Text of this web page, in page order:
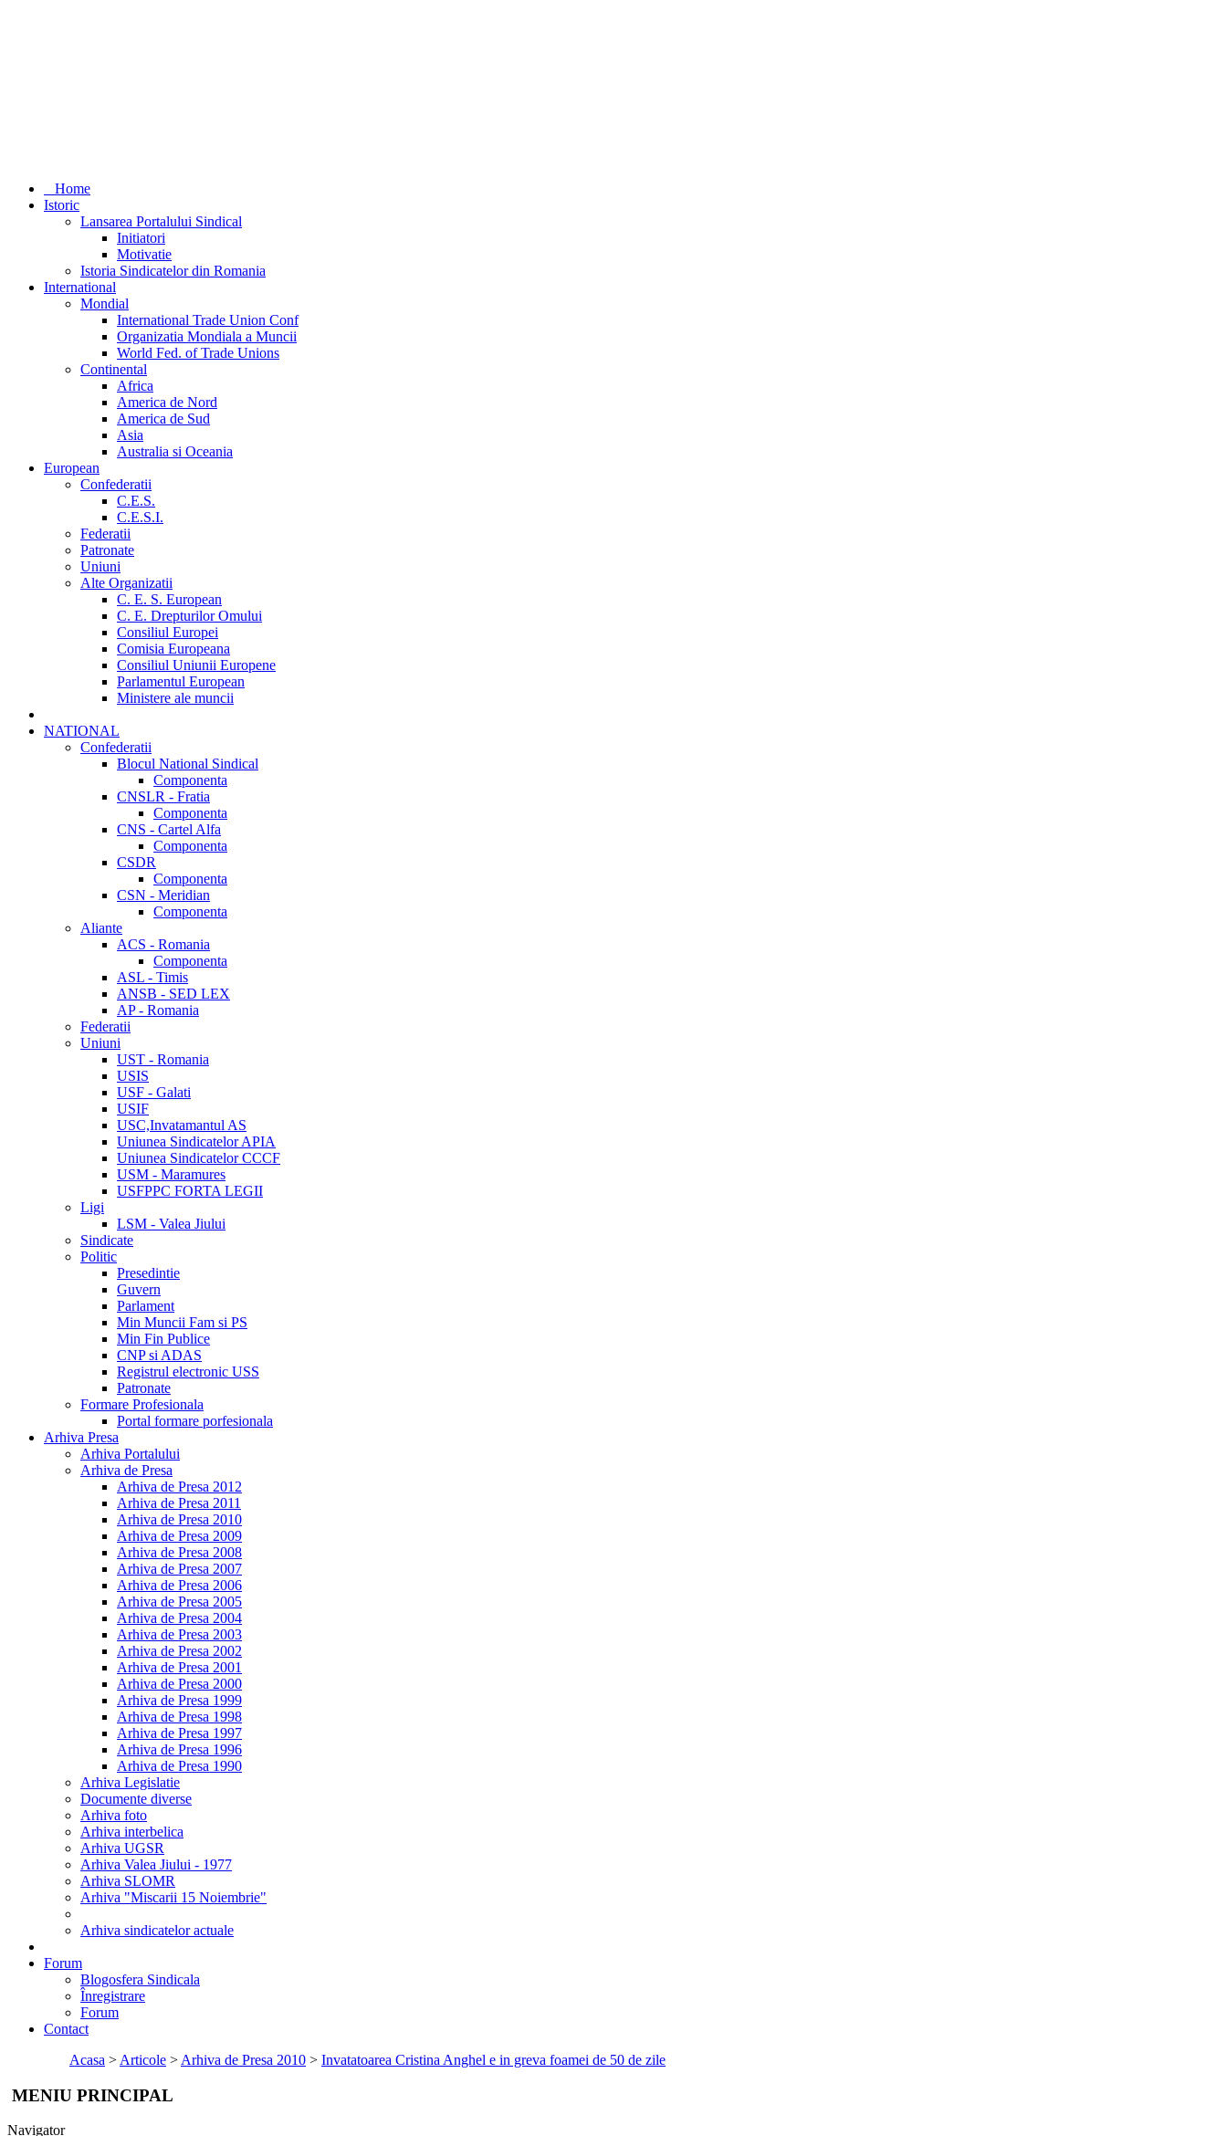
Home
Istoric
Lansarea Portalului Sindical
Initiatori
Motivatie
Istoria Sindicatelor din Romania
International
Mondial
International Trade Union Conf
Organizatia Mondiala a Muncii
World Fed. of Trade Unions
Continental
Africa
America de Nord
America de Sud
Asia
Australia si Oceania
European
Confederatii
C.E.S.
C.E.S.I.
Federatii
Patronate
Uniuni
Alte Organizatii
C. E. S. European
C. E. Drepturilor Omului
Consiliul Europei
Comisia Europeana
Consiliul Uniunii Europene
Parlamentul European
Ministere ale muncii
NATIONAL
Confederatii
Blocul National Sindical
Componenta
CNSLR - Fratia
Componenta
CNS - Cartel Alfa
Componenta
CSDR
Componenta
CSN - Meridian
Componenta
Aliante
ACS - Romania
Componenta
ASL - Timis
ANSB - SED LEX
AP - Romania
Federatii
Uniuni
UST - Romania
USIS
USF - Galati
USIF
USC,Invatamantul AS
Uniunea Sindicatelor APIA
Uniunea Sindicatelor CCCF
USM - Maramures
USFPPC FORTA LEGII
Ligi
LSM - Valea Jiului
Sindicate
Politic
Presedintie
Guvern
Parlament
Min Muncii Fam si PS
Min Fin Publice
CNP si ADAS
Registrul electronic USS
Patronate
Formare Profesionala
Portal formare porfesionala
Arhiva Presa
Arhiva Portalului
Arhiva de Presa
Arhiva de Presa 2012
Arhiva de Presa 2011
Arhiva de Presa 2010
Arhiva de Presa 2009
Arhiva de Presa 2008
Arhiva de Presa 2007
Arhiva de Presa 2006
Arhiva de Presa 2005
Arhiva de Presa 2004
Arhiva de Presa 2003
Arhiva de Presa 2002
Arhiva de Presa 2001
Arhiva de Presa 2000
Arhiva de Presa 1999
Arhiva de Presa 1998
Arhiva de Presa 1997
Arhiva de Presa 1996
Arhiva de Presa 1990
Arhiva Legislatie
Documente diverse
Arhiva foto
Arhiva interbelica
Arhiva UGSR
Arhiva Valea Jiului - 1977
Arhiva SLOMR
Arhiva "Miscarii 15 Noiembrie"
Arhiva sindicatelor actuale
Forum
Blogosfera Sindicala
Înregistrare
Forum
Contact
Acasa > Articole > Arhiva de Presa 2010 > Invatatoarea Cristina Anghel e in greva foamei de 50 de zile
MENIU PRINCIPAL
Navigator